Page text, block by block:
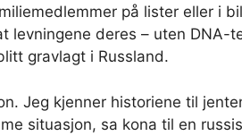
på lister eller i
levningene deres – uten DNA-
gravlagt i Russland.
Jeg kjenner historiene til
situasjon, sa kona til en